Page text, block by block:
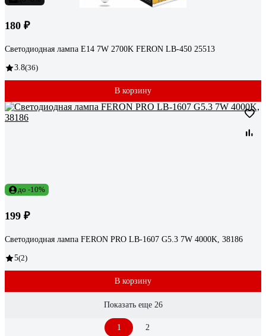
180 ₽
Светодиодная лампа E14 7W 2700K FERON LB-450 25513
3.8(36)
В корзину
до -10%
199 ₽
Светодиодная лампа FERON PRO LB-1607 G5.3 7W 4000K, 38186
5(2)
В корзину
Показать еще 26
1 2